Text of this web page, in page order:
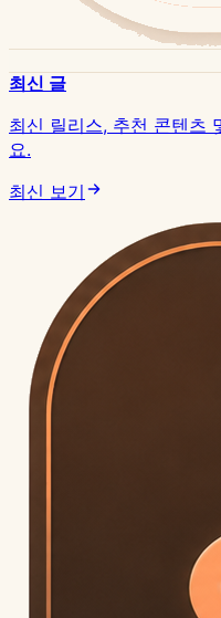
최신 글
최신 릴리스, 추천 콘텐츠
요.
최신 보기